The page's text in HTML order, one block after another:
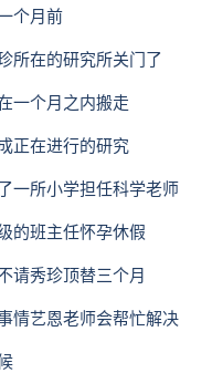
个月前
所在的研究所关门了
一个月之内搬走
正在进行的研究
一所小学担任科学老师
的班主任怀孕休假
请秀珍顶替三个月
情艺恩老师会帮忙解决